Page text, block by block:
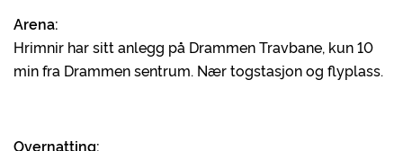
Arena:
Hrimnir har sitt anlegg på Drammen Travbane, kun 10
min fra Drammen sentrum. Nær togstasjon og flyplass.
Overnatting: